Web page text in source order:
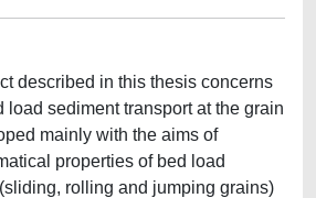
described in this thesis concerns
load sediment transport at the grain
mainly with the aims of
properties of bed load
rolling and jumping grains)